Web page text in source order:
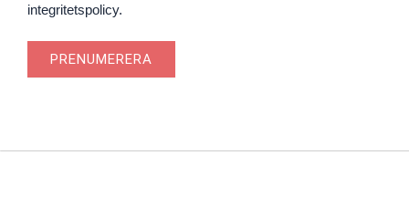
integritetspolicy.
PRENUMERERA